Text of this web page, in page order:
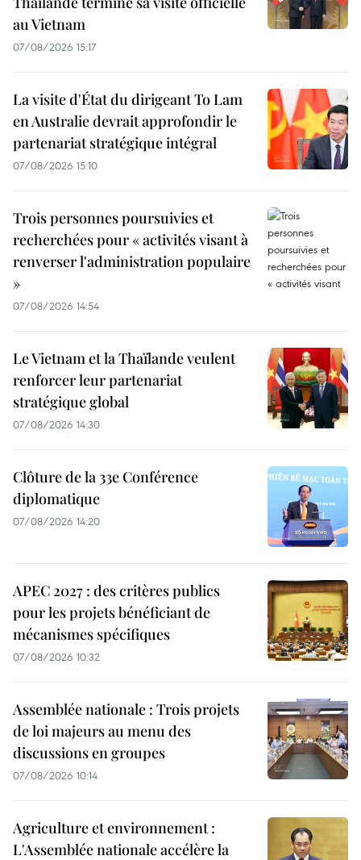
au Vietnam
07/08/2026 15:17
La visite d'État du dirigeant To Lam
en Australie devrait approfondir le
partenariat stratégique intégral
07/08/2026 15:10
Trois personnes poursuivies et
recherchées pour « activités visant à
renverser l'administration populaire
»
07/08/2026 14:54
Le Vietnam et la Thaïlande veulent
renforcer leur partenariat
stratégique global
07/08/2026 14:30
Clôture de la 33e Conférence
diplomatique
07/08/2026 14:20
APEC 2027 : des critères publics
pour les projets bénéficiant de
mécanismes spécifiques
07/08/2026 10:32
Assemblée nationale : Trois projets
de loi majeurs au menu des
discussions en groupes
07/08/2026 10:14
Agriculture et environnement :
L'Assemblée nationale accélère la